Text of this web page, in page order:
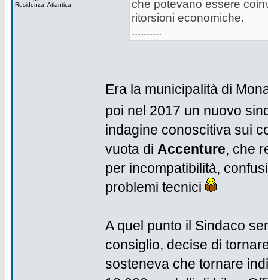
Residenza: Atlantica
che potevano essere
ritorsioni economiche.
..........
Era la municipalità di
poi nel 2017 un nuovo
indagine conoscitiva sui
vuota di Accenture, che
per incompatibilità,
problemi tecnici
A quel punto il Sindaco
consiglio, decise di
sosteneva che tornare